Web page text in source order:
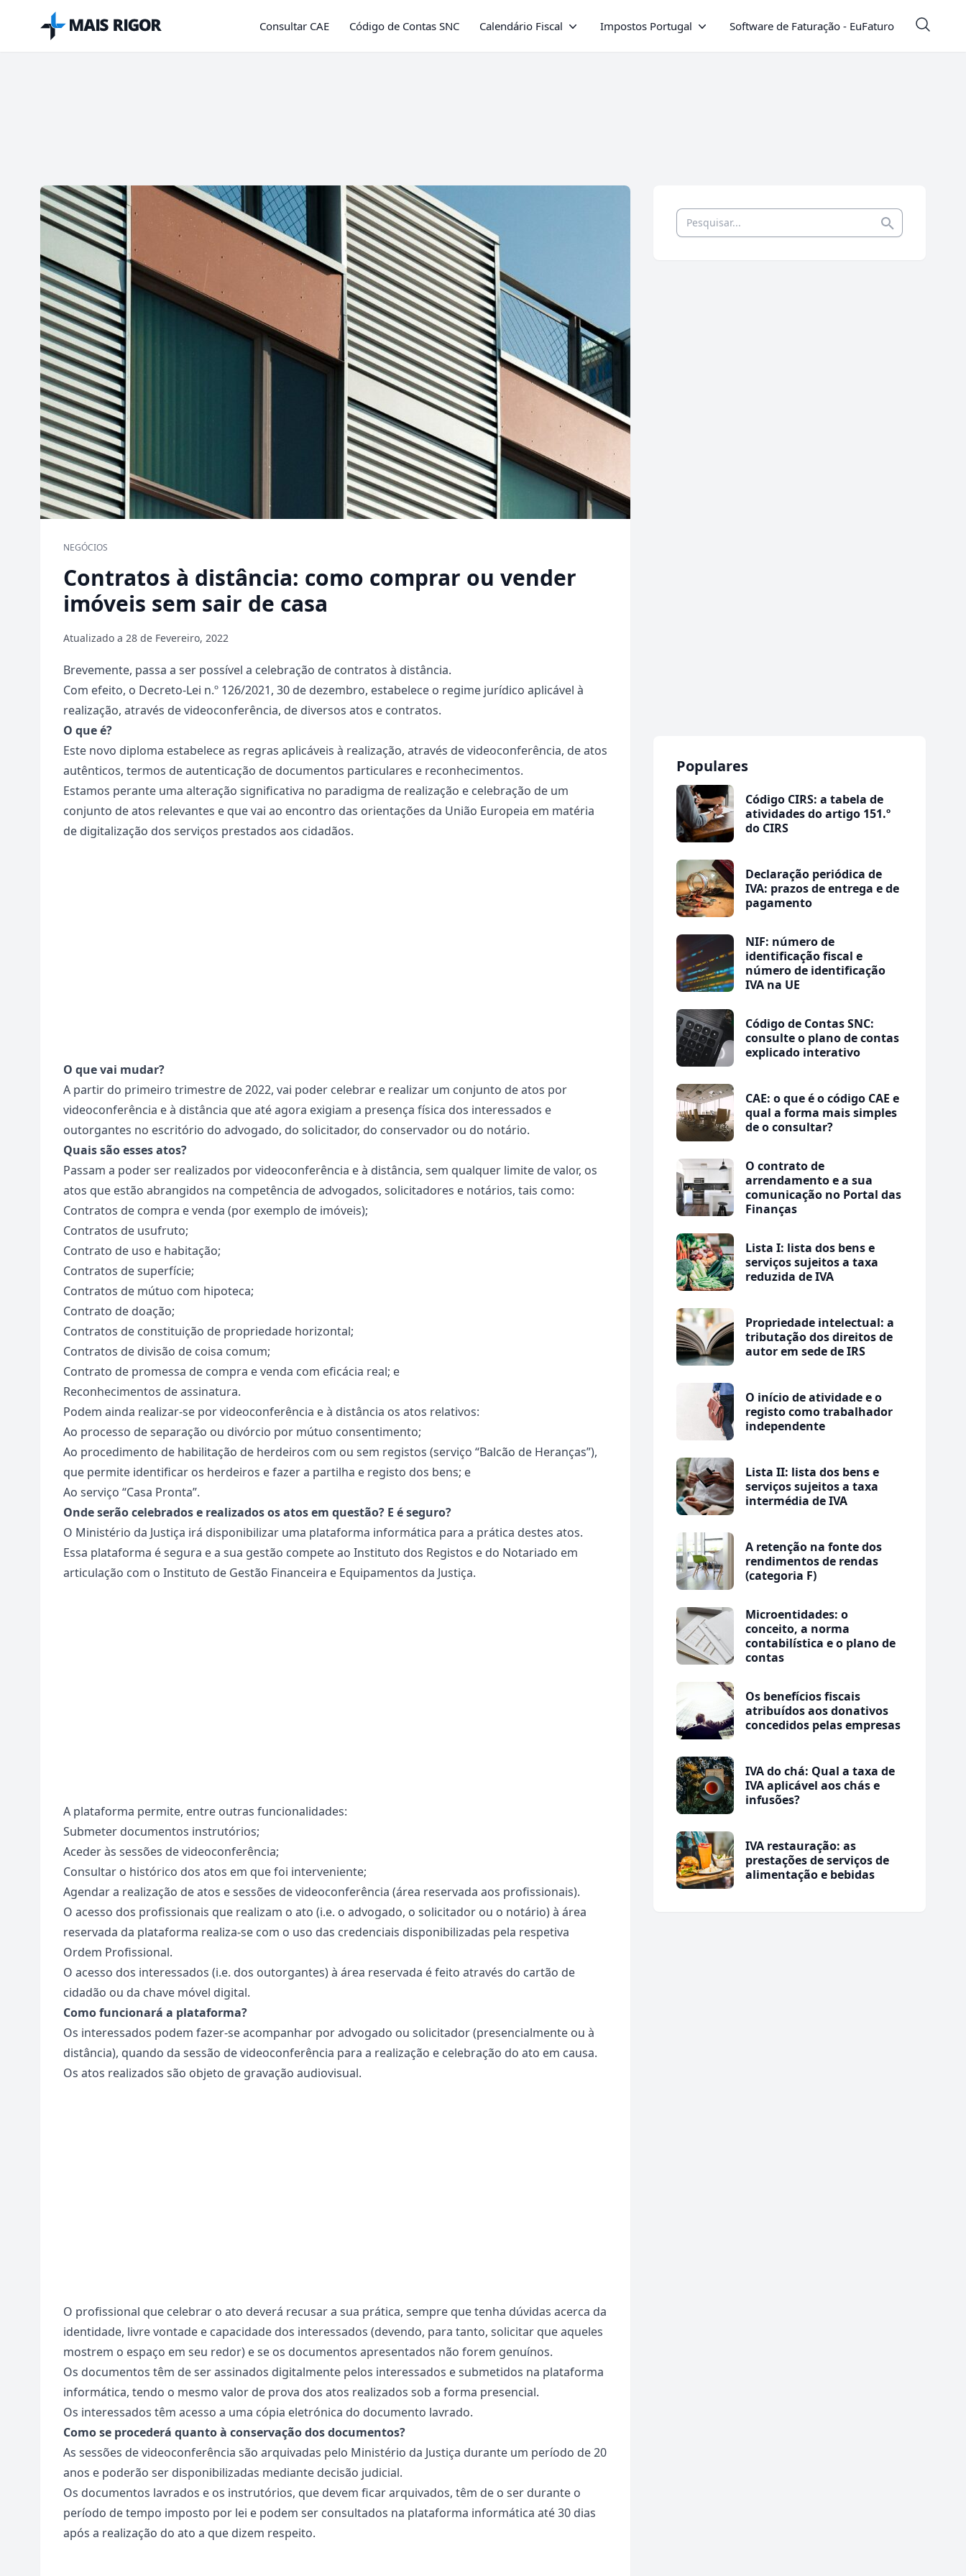
Mais Rigor Consultar CAE Código de Contas SNC Calendário Fiscal Impostos Portugal Software de Faturação - EuFaturo
NEGÓCIOS
Contratos à distância: como comprar ou vender
imóveis sem sair de casa
Atualizado a 28 de Fevereiro, 2022
Brevemente, passa a ser possível a celebração de contratos à distância.
Com efeito, o Decreto-Lei n.º 126/2021, 30 de dezembro, estabelece o regime jurídico aplicável à
realização, através de videoconferência, de diversos atos e contratos.
O que é?
Este novo diploma estabelece as regras aplicáveis à realização, através de videoconferência, de atos
autênticos, termos de autenticação de documentos particulares e reconhecimentos.
Estamos perante uma alteração significativa no paradigma de realização e celebração de um
conjunto de atos relevantes e que vai ao encontro das orientações da União Europeia em matéria
de digitalização dos serviços prestados aos cidadãos.
O que vai mudar?
A partir do primeiro trimestre de 2022, vai poder celebrar e realizar um conjunto de atos por
videoconferência e à distância que até agora exigiam a presença física dos interessados e
outorgantes no escritório do advogado, do solicitador, do conservador ou do notário.
Quais são esses atos?
Passam a poder ser realizados por videoconferência e à distância, sem qualquer limite de valor, os
atos que estão abrangidos na competência de advogados, solicitadores e notários, tais como:
Contratos de compra e venda (por exemplo de imóveis);
Contratos de usufruto;
Contrato de uso e habitação;
Contratos de superfície;
Contratos de mútuo com hipoteca;
Contrato de doação;
Contratos de constituição de propriedade horizontal;
Contratos de divisão de coisa comum;
Contrato de promessa de compra e venda com eficácia real; e
Reconhecimentos de assinatura.
Podem ainda realizar-se por videoconferência e à distância os atos relativos:
Ao processo de separação ou divórcio por mútuo consentimento;
Ao procedimento de habilitação de herdeiros com ou sem registos (serviço “Balcão de Heranças”),
que permite identificar os herdeiros e fazer a partilha e registo dos bens; e
Ao serviço “Casa Pronta”.
Onde serão celebrados e realizados os atos em questão? E é seguro?
O Ministério da Justiça irá disponibilizar uma plataforma informática para a prática destes atos.
Essa plataforma é segura e a sua gestão compete ao Instituto dos Registos e do Notariado em
articulação com o Instituto de Gestão Financeira e Equipamentos da Justiça.
A plataforma permite, entre outras funcionalidades:
Submeter documentos instrutórios;
Aceder às sessões de videoconferência;
Consultar o histórico dos atos em que foi interveniente;
Agendar a realização de atos e sessões de videoconferência (área reservada aos profissionais).
O acesso dos profissionais que realizam o ato (i.e. o advogado, o solicitador ou o notário) à área
reservada da plataforma realiza-se com o uso das credenciais disponibilizadas pela respetiva
Ordem Profissional.
O acesso dos interessados (i.e. dos outorgantes) à área reservada é feito através do cartão de
cidadão ou da chave móvel digital.
Como funcionará a plataforma?
Os interessados podem fazer-se acompanhar por advogado ou solicitador (presencialmente ou à
distância), quando da sessão de videoconferência para a realização e celebração do ato em causa.
Os atos realizados são objeto de gravação audiovisual.
O profissional que celebrar o ato deverá recusar a sua prática, sempre que tenha dúvidas acerca da
identidade, livre vontade e capacidade dos interessados (devendo, para tanto, solicitar que aqueles
mostrem o espaço em seu redor) e se os documentos apresentados não forem genuínos.
Os documentos têm de ser assinados digitalmente pelos interessados e submetidos na plataforma
informática, tendo o mesmo valor de prova dos atos realizados sob a forma presencial.
Os interessados têm acesso a uma cópia eletrónica do documento lavrado.
Como se procederá quanto à conservação dos documentos?
As sessões de videoconferência são arquivadas pelo Ministério da Justiça durante um período de 20
anos e poderão ser disponibilizadas mediante decisão judicial.
Os documentos lavrados e os instrutórios, que devem ficar arquivados, têm de o ser durante o
período de tempo imposto por lei e podem ser consultados na plataforma informática até 30 dias
após a realização do ato a que dizem respeito.
Populares
Código CIRS: a tabela de
atividades do artigo 151.º
do CIRS
Declaração periódica de
IVA: prazos de entrega e de
pagamento
NIF: número de
identificação fiscal e
número de identificação
IVA na UE
Código de Contas SNC:
consulte o plano de contas
explicado interativo
CAE: o que é o código CAE e
qual a forma mais simples
de o consultar?
O contrato de
arrendamento e a sua
comunicação no Portal das
Finanças
Lista I: lista dos bens e
serviços sujeitos a taxa
reduzida de IVA
Propriedade intelectual: a
tributação dos direitos de
autor em sede de IRS
O início de atividade e o
registo como trabalhador
independente
Lista II: lista dos bens e
serviços sujeitos a taxa
intermédia de IVA
A retenção na fonte dos
rendimentos de rendas
(categoria F)
Microentidades: o
conceito, a norma
contabilística e o plano de
contas
Os benefícios fiscais
atribuídos aos donativos
concedidos pelas empresas
IVA do chá: Qual a taxa de
IVA aplicável aos chás e
infusões?
IVA restauração: as
prestações de serviços de
alimentação e bebidas